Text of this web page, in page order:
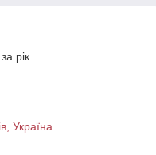
рік
Україна